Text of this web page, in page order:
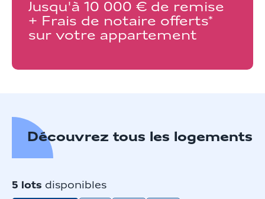
Jusqu'à 10 000 € de remise
+ Frais de notaire offerts*
sur votre appartement
Découvrez tous les logements
5 lots disponibles